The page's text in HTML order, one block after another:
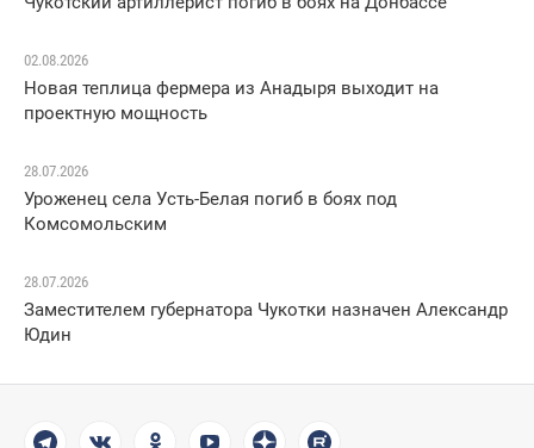
02.08.2026
Новая теплица фермера из Анадыря выходит на
проектную мощность
28.07.2026
Уроженец села Усть-Белая погиб в боях под
Комсомольским
28.07.2026
Заместителем губернатора Чукотки назначен Александр
Юдин